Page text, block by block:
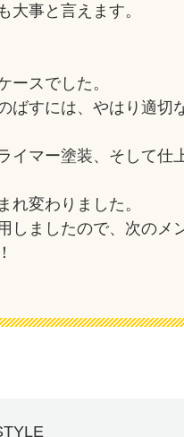
大事と言えます。
ースでした。
ばすには、やはり適切
イマー塗装、そして仕
れ変わりました。
しましたので、次のメ